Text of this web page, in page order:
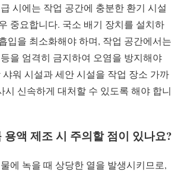
시에는 작업 공간에 충분한 환기 시설
중요합니다. 국소 배기 장치를 설치하
입을 최소화해야 하며, 작업 공간에서는
을 엄격히 금지하여 오염을 방지해야
워 시설과 세안 시설을 작업 장소 가까
시 신속하게 대처할 수 있도록 해야 합니
용액 제조 시 주의할 점이 있나요?
에 녹을 때 상당한 열을 발생시키므로,